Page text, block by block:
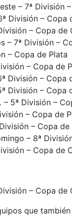
– 7ª División
División – Copa
– Copa de
– 7ª División –
– Copa de Plata
– Copa de
División – Copa
División – Copa
– 5ª División –
– Copa de
– Copa de
– 8ª
– Copa de
– Copa de
que